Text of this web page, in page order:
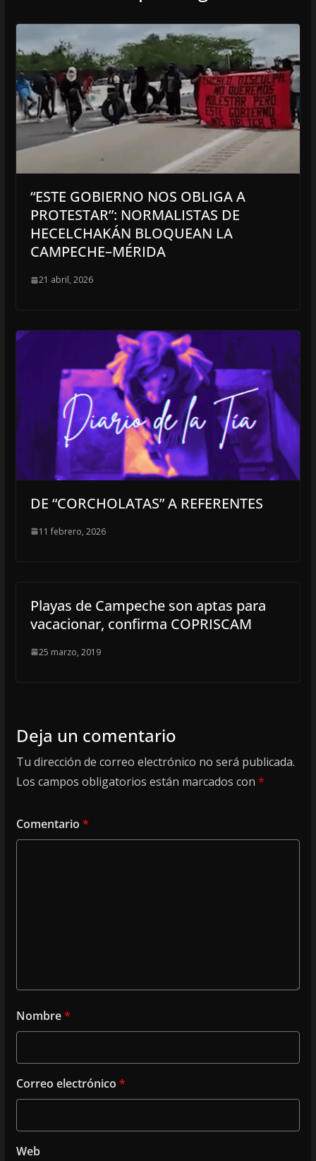
“ESTE GOBIERNO NOS OBLIGA A
PROTESTAR”: NORMALISTAS DE
HECELCHAKÁN BLOQUEAN LA
CAMPECHE–MÉRIDA
21 abril, 2026
DE “CORCHOLATAS” A REFERENTES
11 febrero, 2026
Playas de Campeche son aptas para
vacacionar, confirma COPRISCAM
25 marzo, 2019
Deja un comentario
Tu dirección de correo electrónico no será publicada.
Los campos obligatorios están marcados con *
Comentario *
Nombre*
Correo electrónico *
Web